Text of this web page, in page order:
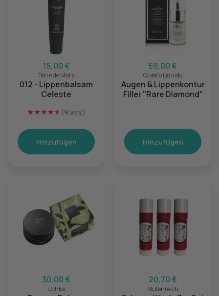
15,00 €
Terre de Mars
012 - Lippenbalsam
Celeste
(9 avis)
Hinzufügen
59,00 €
Gioiello Liquido
Augen & Lippenkontur
Filler "Rare Diamond"
Hinzufügen
30,00 €
Uchka
20,70 €
Blütenreich